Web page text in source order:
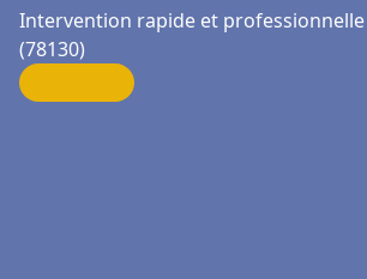
Intervention rapide et
(78130)